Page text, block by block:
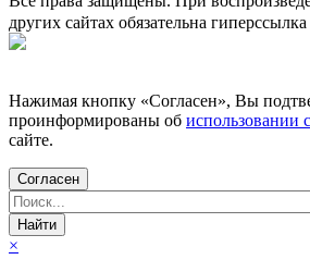
других сайтах обязательна
Нажимая кнопку «Согласен», Вы
проинформированы об использовании
сайте.
Согласен
×